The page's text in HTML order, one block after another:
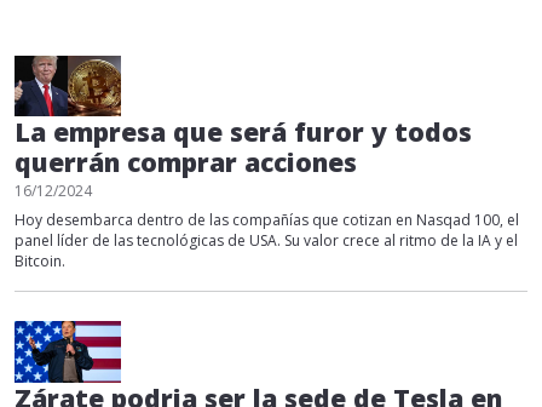
La empresa que será furor y todos
querrán comprar acciones
16/12/2024
Hoy desembarca dentro de las compañías que cotizan en Nasqad 100, el
panel líder de las tecnológicas de USA. Su valor crece al ritmo de la IA y el
Bitcoin.
Zárate podria ser la sede de Tesla en